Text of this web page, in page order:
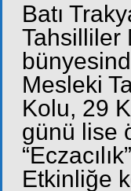
Batı
Tahsilliler
Mesleki
Kolu, 29
günü lise
Etkinliğe